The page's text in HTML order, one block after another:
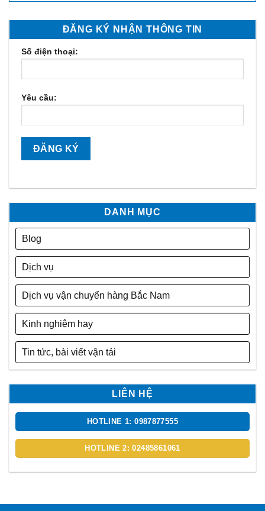
ĐĂNG KÝ NHẬN THÔNG TIN
Số điện thoại:
Yêu cầu:
DANH MỤC
Blog
Dịch vụ
Dịch vụ vận chuyển hàng Bắc Nam
Kinh nghiệm hay
Tin tức, bài viết vận tải
LIÊN HỆ
HOTLINE 1: 0987877555
HOTLINE 2: 02485861061